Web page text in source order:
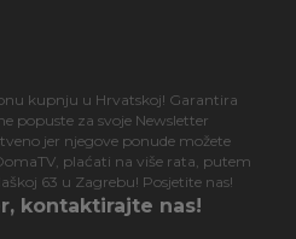
kupnju u Hrvatskoj! Garantira
popuste za svoje Newsletter
jer njegove ponude možete
plaćati na više rata, putem
63 u Zagrebu! Posjetite nas!
kontaktirajte nas!